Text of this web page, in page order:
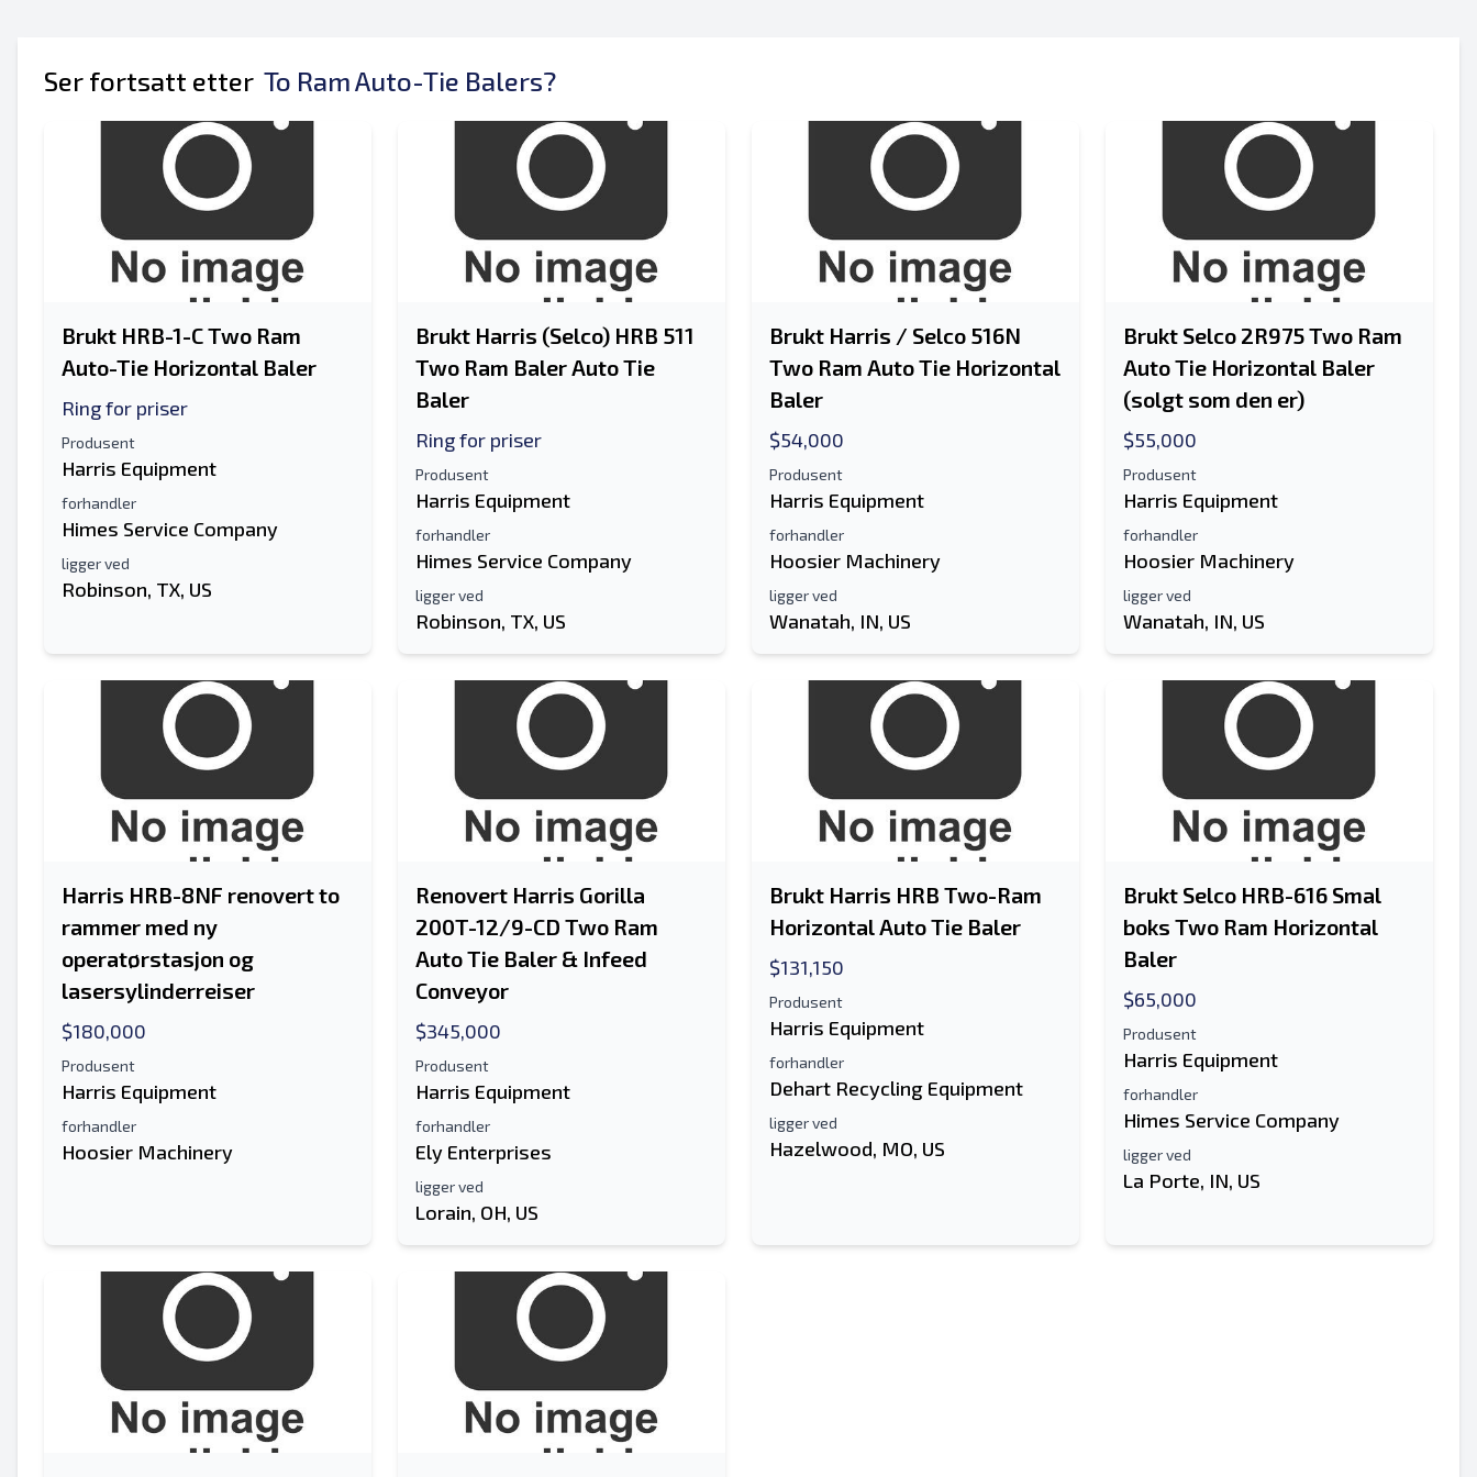
Mobil
Ser fortsatt etter To Ram Auto-Tie Balers?
Brukt HRB-1-C Two Ram
Auto-Tie Horizontal Baler
Ring for priser
Produsent
Harris Equipment
forhandler
Himes Service Company
ligger ved
Robinson, TX, US
Brukt Harris (Selco) HRB 511
Two Ram Baler Auto Tie
Baler
Ring for priser
Produsent
Harris Equipment
forhandler
Himes Service Company
ligger ved
Robinson, TX, US
Brukt Harris / Selco 516N
Two Ram Auto Tie Horizontal
Baler
$54,000
Produsent
Harris Equipment
forhandler
Hoosier Machinery
ligger ved
Wanatah, IN, US
Brukt Selco 2R975 Two Ram
Auto Tie Horizontal Baler
(solgt som den er)
$55,000
Produsent
Harris Equipment
forhandler
Hoosier Machinery
ligger ved
Wanatah, IN, US
Harris HRB-8NF renovert to
rammer med ny
operatørstasjon og
lasersylinderreiser
$180,000
Produsent
Harris Equipment
forhandler
Hoosier Machinery
Renovert Harris Gorilla
200T-12/9-CD Two Ram
Auto Tie Baler & Infeed
Conveyor
$345,000
Produsent
Harris Equipment
forhandler
Ely Enterprises
ligger ved
Lorain, OH, US
Brukt Harris HRB Two-Ram
Horizontal Auto Tie Baler
$131,150
Produsent
Harris Equipment
forhandler
Dehart Recycling Equipment
ligger ved
Hazelwood, MO, US
Brukt Selco HRB-616 Smal
boks Two Ram Horizontal
Baler
$65,000
Produsent
Harris Equipment
forhandler
Himes Service Company
ligger ved
La Porte, IN, US
Sende